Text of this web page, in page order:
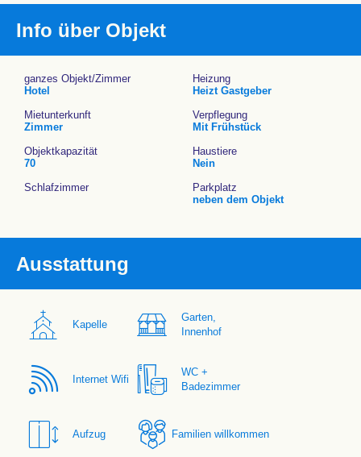
Info über Objekt
ganzes Objekt/Zimmer
Hotel
Mietunterkunft
Zimmer
Objektkapazität
70
Schlafzimmer
Heizung
Heizt Gastgeber
Verpflegung
Mit Frühstück
Haustiere
Nein
Parkplatz
neben dem Objekt
Ausstattung
Kapelle
Garten,
Innenhof
Internet Wifi
WC +
Badezimmer
Aufzug Familien willkommen